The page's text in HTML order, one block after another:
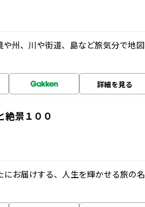
州、川や街道、島など旅気分で地図
詳細を見る
絶景１００
お届けする、人生を輝かせる旅の名